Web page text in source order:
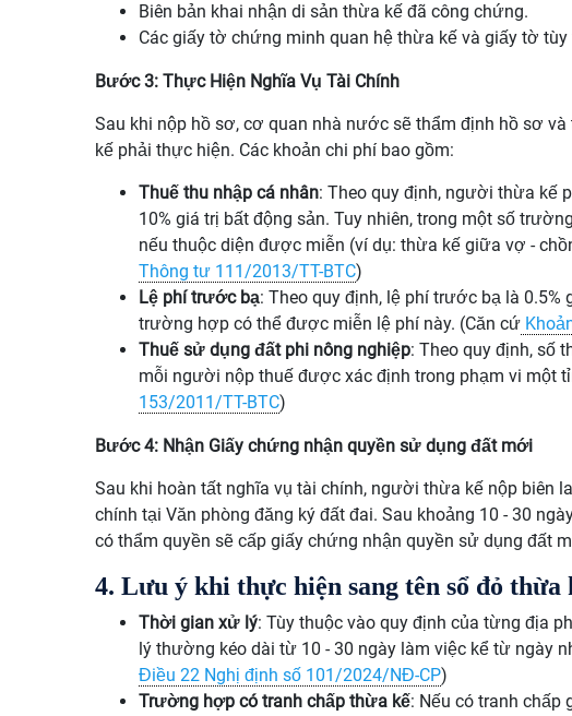
Biên bản khai nhận di sản thừa kế đã công chứng.
Các giấy tờ chứng minh quan hệ thừa kế và giấy tờ
Bước 3: Thực Hiện Nghĩa Vụ Tài Chính
Sau khi nộp hồ sơ, cơ quan nhà nước sẽ thẩm định hồ sơ
kế phải thực hiện. Các khoản chi phí bao gồm:
Thuế thu nhập cá nhân: Theo quy định, người thừa kế
10% giá trị bất động sản. Tuy nhiên, trong một số
nếu thuộc diện được miễn (ví dụ: thừa kế giữa vợ -
Thông tư 111/2013/TT-BTC)
Lệ phí trước bạ: Theo quy định, lệ phí trước bạ là
trường hợp có thể được miễn lệ phí này. (Căn cứ
Thuế sử dụng đất phi nông nghiệp: Theo quy định, số
mỗi người nộp thuế được xác định trong phạm vi một
153/2011/TT-BTC)
Bước 4: Nhận Giấy chứng nhận quyền sử dụng đất mới
Sau khi hoàn tất nghĩa vụ tài chính, người thừa kế nộp biên
chính tại Văn phòng đăng ký đất đai. Sau khoảng 10 - 30
có thẩm quyền sẽ cấp giấy chứng nhận quyền sử dụng đất
4. Lưu ý khi thực hiện sang tên sổ đỏ thừa
Thời gian xử lý: Tùy thuộc vào quy định của từng địa
lý thường kéo dài từ 10 - 30 ngày làm việc kể từ ngày
Điều 22 Nghị định số 101/2024/NĐ-CP)
Trường hợp có tranh chấp thừa kế: Nếu có tranh chấp